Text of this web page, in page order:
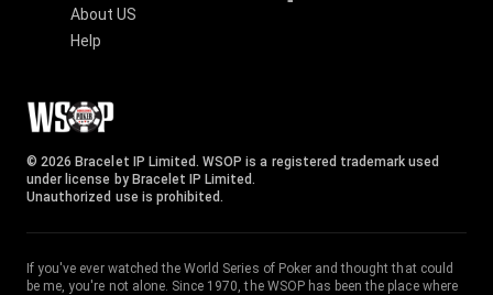
About US
Help
© 2026 Bracelet IP Limited. WSOP is a registered trademark used
under license by Bracelet IP Limited.
Unauthorized use is prohibited.
If you've ever watched the World Series of Poker and thought that could
be me, you're not alone. Since 1970, the WSOP has been the place where